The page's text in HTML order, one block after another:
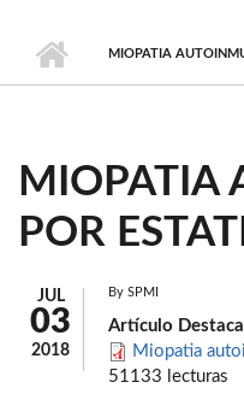
MIOPATIA
MIOPATIA
POR
JUL
03
2018
By SPMI
Artículo
Miopatia
51133 lecturas